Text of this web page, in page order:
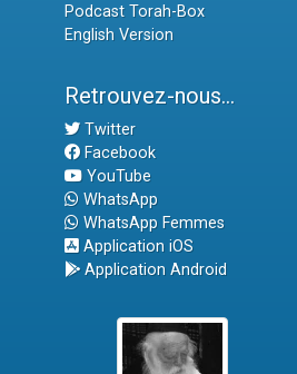
Podcast Torah-Box
English Version
Retrouvez-nous...
Twitter
Facebook
YouTube
WhatsApp
WhatsApp Femmes
Application iOS
Application Android